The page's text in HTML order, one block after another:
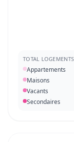
TOTAL
Appartements
Maisons
Vacants
Secondaires